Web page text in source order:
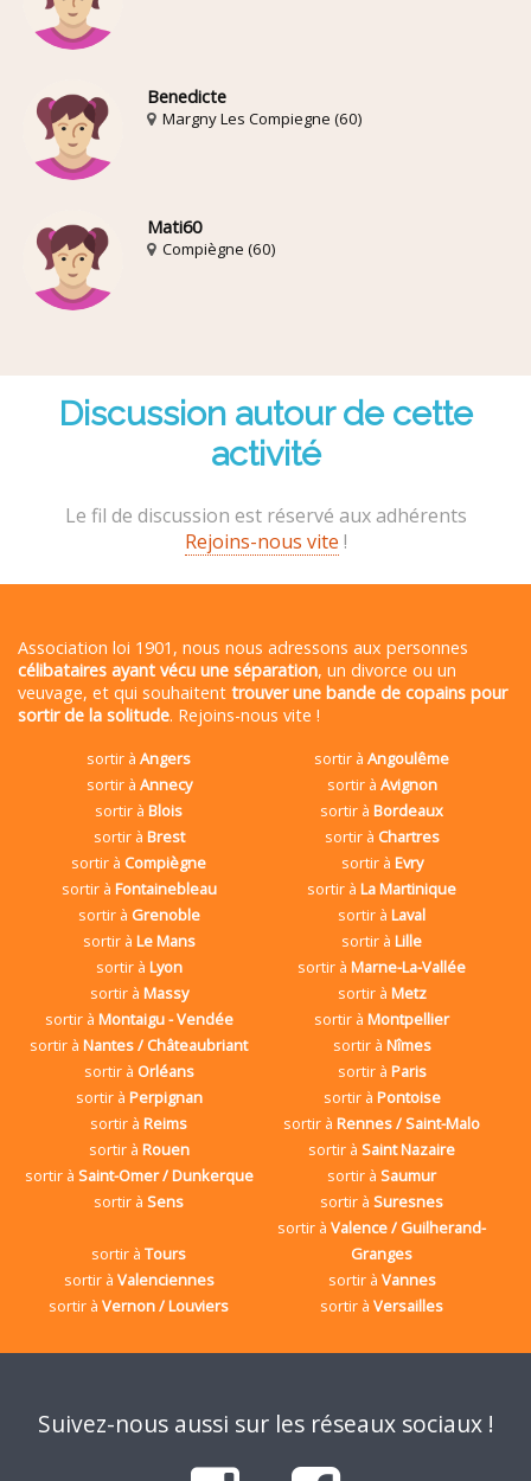
Benedicte
Margny Les Compiegne (60)
Mati60
Compiègne (60)
Discussion autour de cette
activité
Le fil de discussion est réservé aux adhérents
Rejoins-nous vite !
Association loi 1901, nous nous adressons aux personnes
célibataires ayant vécu une séparation, un divorce ou un
veuvage, et qui souhaitent trouver une bande de copains pour
sortir de la solitude. Rejoins-nous vite !
sortir àAngers sortir àAngoulême
sortir à Annecy sortir à Avignon
sortir àBlois sortir àBordeaux
sortir à Brest sortir à Chartres
sortir à Compiègne sortir à Evry
sortir à Fontainebleau sortir àLa Martinique
sortir à Grenoble sortir àLaval
sortir à Le Mans sortir àLille
sortir à Lyon sortir àMarne-La-Vallée
sortir à Massy sortir à Metz
sortir à Montaigu - Vendée sortir àMontpellier
sortir àNantes / Châteaubriant sortir à Nîmes
sortir à Orléans sortir à Paris
sortir à Perpignan sortir à Pontoise
sortir àReims sortir àRennes / Saint-Malo
sortir à Rouen sortir àSaint Nazaire
sortir à Saint-Omer / Dunkerque sortir àSaumur
sortir àSens sortir àSuresnes
sortir àTours
sortir àValence / Guilherand-
Granges
sortir à Valenciennes sortir à Vannes
sortir àVernon / Louviers sortir àVersailles
Suivez-nous aussi sur les réseaux sociaux !